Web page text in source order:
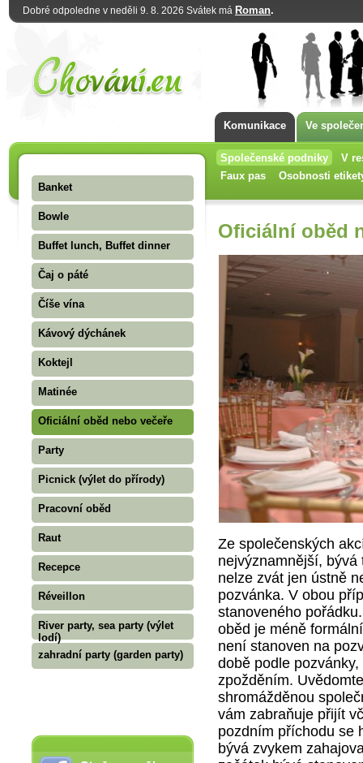
Dobré odpoledne v neděli 9. 8. 2026 Svátek má Roman.
Komunikace Ve
Společenské podniky
V
Faux pas
Osobnosti
Banket
Bowle
Buffet lunch, Buffet dinner
Čaj o páté
Číše vína
Kávový dýchánek
Koktejl
Matinée
Oficiální oběd nebo večeře
Party
Picnick (výlet do přírody)
Pracovní oběd
Raut
Recepce
Réveillon
River party, sea party (výlet
lodí)
zahradní party (garden party)
Oficiální oběd
Ze společenských
nejvýznamnější,
nelze zvát jen ústně
pozvánka. V obou
stanoveného
oběd je méně
není stanoven na
době podle
zpožděním.
shromážděnou
vám zabraňuje přijít
pozdním příchodu se
bývá zvykem